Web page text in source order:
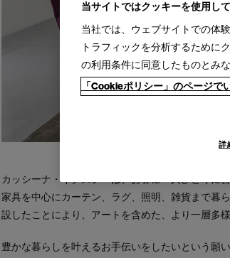
カッシーナ・イクスシーは、お客様一人ひとりに
家具を中心にカーテン、ラグ、照明、雑貨まで暮
設したことにより、アートを含めた、より一層多
豊かな暮らしを叶えるお手伝いをしたいという願
当サイトではクッキーを使用し
当社では、ウェブサイトでの体
トラフィックを分析するために
の利用条件に同意したものとみな
「Cookieポリシー」のページ
詳